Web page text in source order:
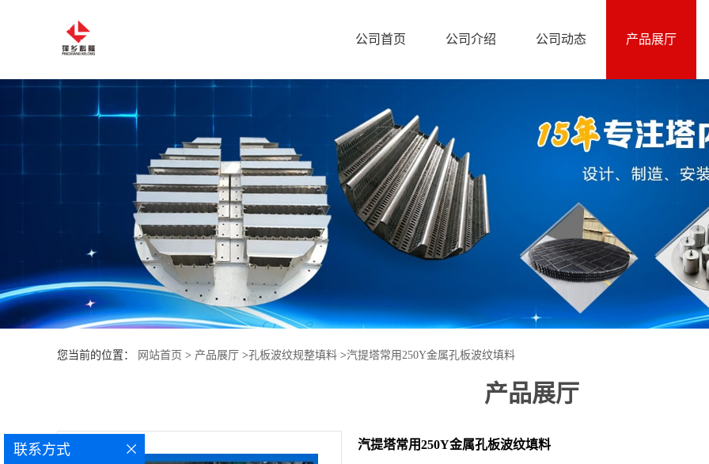
介
动
公司首页 公司介绍 公司动态 产品展厅
您当前的位置： 网站首页 > 产品展厅 >孔板波纹规整填料 >汽提塔常用250Y金属孔板波纹填料
产品展厅
汽提塔常用250Y金属孔板波纹填料
联系方式